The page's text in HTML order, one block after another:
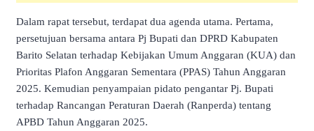
Dalam rapat tersebut, terdapat dua agenda utama. Pertama,
persetujuan bersama antara Pj Bupati dan DPRD Kabupaten
Barito Selatan terhadap Kebijakan Umum Anggaran (KUA) dan
Prioritas Plafon Anggaran Sementara (PPAS) Tahun Anggaran
2025. Kemudian penyampaian pidato pengantar Pj. Bupati
terhadap Rancangan Peraturan Daerah (Ranperda) tentang
APBD Tahun Anggaran 2025.